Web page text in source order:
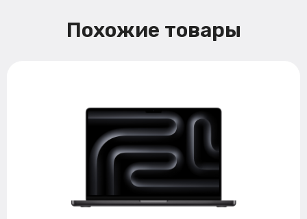
Похожие товары